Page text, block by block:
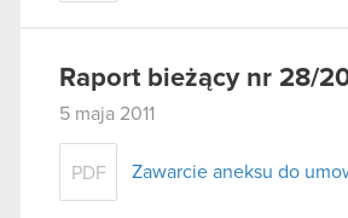
Raport bieżący nr 28/
5 maja 2011
PDF Zawarcie aneksu do